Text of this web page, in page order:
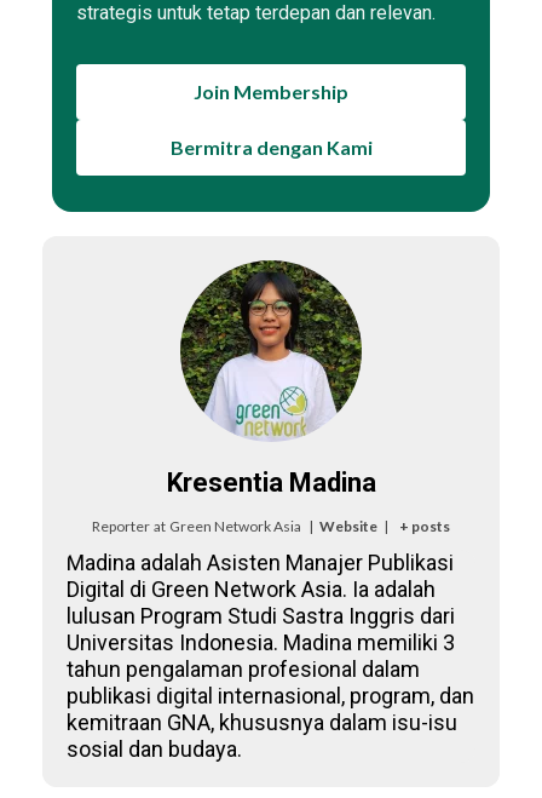
strategis untuk tetap terdepan dan relevan.
Join Membership
Bermitra dengan Kami
Kresentia Madina
Reporter at Green Network Asia | Website | + posts
Madina adalah Asisten Manajer Publikasi
Digital di Green Network Asia. Ia adalah
lulusan Program Studi Sastra Inggris dari
Universitas Indonesia. Madina memiliki 3
tahun pengalaman profesional dalam
publikasi digital internasional, program, dan
kemitraan GNA, khususnya dalam isu-isu
sosial dan budaya.